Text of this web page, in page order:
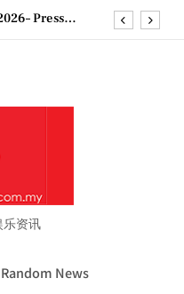
Press
证马来西亚房
with next-
Press
为马来西亚
间
乐资讯
Random News